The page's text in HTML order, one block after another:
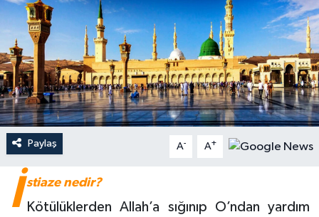
Paylaş A- A+
İ stiaze nedir?
Kötülüklerden Allah’a sığınıp O’ndan yardım
Ardahan Müftülüğü
Artvin Müftülüğü
Aydın Müftülüğü
Balıkesir Müftülüğü
Batman Müftülüğü
Kudüs
Kurban
Mukabele
Peygamberimizin Hayatı
Sahabeler
Hutbeler
DİYANET AKADEMİ
DİYANET GENÇLİK
DİYANET RADYO/TV
Dünya